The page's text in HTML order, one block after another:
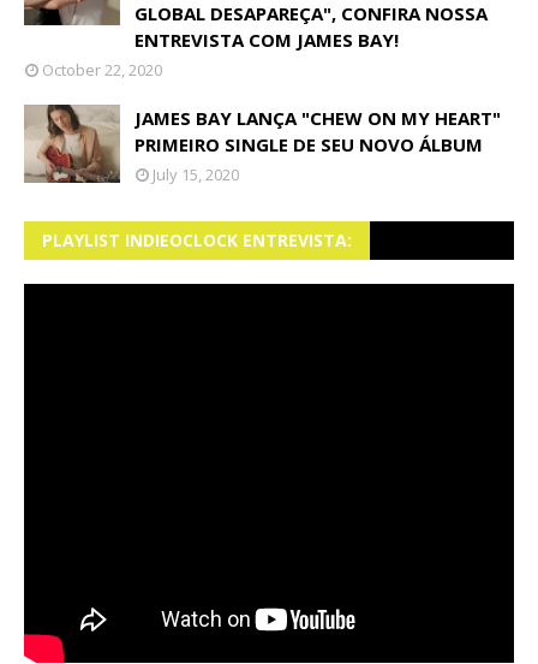
GLOBAL DESAPAREÇA", CONFIRA NOSSA
ENTREVISTA COM JAMES BAY!
October 22, 2020
JAMES BAY LANÇA "CHEW ON MY HEART"
PRIMEIRO SINGLE DE SEU NOVO ÁLBUM
July 15, 2020
PLAYLIST INDIEOCLOCK ENTREVISTA: